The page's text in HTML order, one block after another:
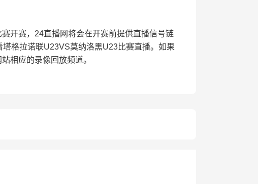
开赛，24直播网将会在开赛前提供直播信号链
格拉诺联U23VS莫纳洛黑U23比赛直播。如果
相应的录像回放频道。